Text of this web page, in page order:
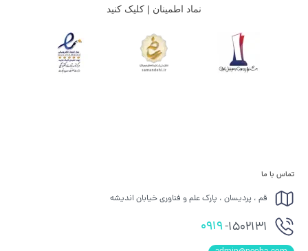
نماد اطمینان | کلیک کنید
تماس با ما
قم ، پردیسان ، پارک علم و فناوری خیابان اندیشه
0919-1502131